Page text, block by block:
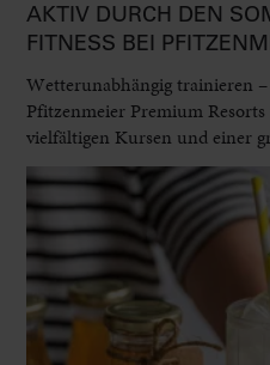
AKTIV DURCH DEN
FITNESS BEI
Wetterunabhängig trainieren
Pfitzenmeier Premium
vielfältigen Kursen und einer